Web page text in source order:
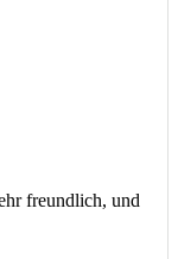
freundlich, und